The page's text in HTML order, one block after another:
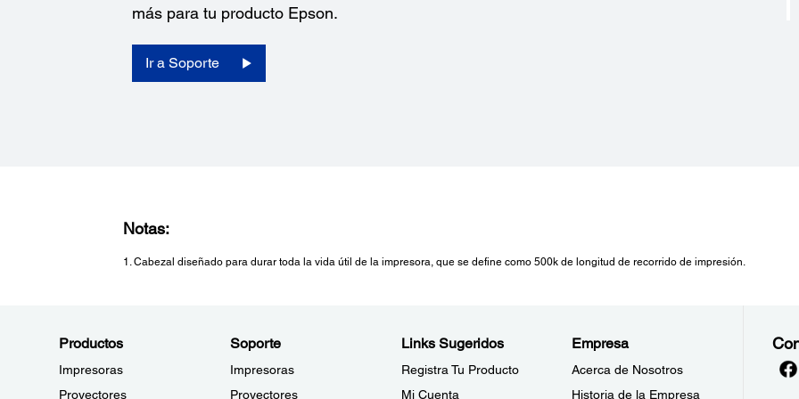
USB 2.0 de alta velocidad
Ethernet 10/100 BASE-T
más para tu producto Epson.
Ir a Soporte
Notas:
1. Cabezal diseñado para durar toda la vida útil de la impresora, que se define como 500k de longitud de recorrido de impresión.
Productos
Impresoras
Proyectores
Soporte
Impresoras
Proyectores
Links Sugeridos
Registra Tu Producto
Mi Cuenta
Empresa
Acerca de Nosotros
Historia de la Empresa